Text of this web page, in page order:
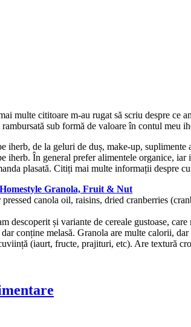
multe cititoare m-au rugat să scriu despre ce
sub formă de valoare în contul meu
iherb, de la geluri de duș, make-up,
iherb. În general prefer alimentele organice,
plasată. Citiți mai multe informații despre
Granola, Fruit & Nut
canola oil, raisins, dried cranberries
descoperit și variante de cereale gustoase,
conține melasă. Granola are multe calorii,
(iaurt, fructe, prajituri, etc). Are textură